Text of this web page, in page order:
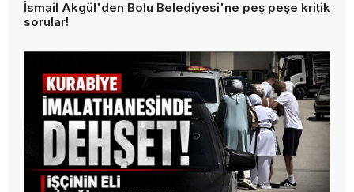
İsmail Akgül'den Bolu Belediyesi'ne peş peşe kritik
sorular!